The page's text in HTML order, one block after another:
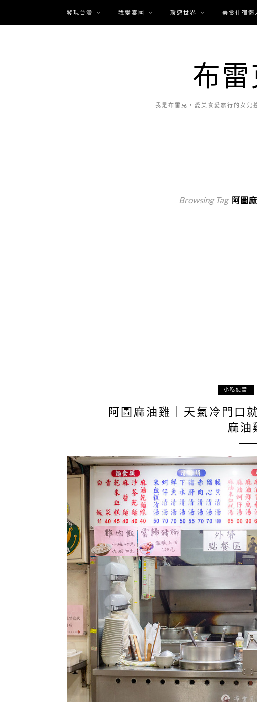
發現台灣 我愛泰國 環遊世界 美食住宿懶
布
我是布雷克，愛美食愛旅行的女兒
Browsing Tag 阿圖
小吃便當
阿圖麻油雞｜天氣冷門口
麻油